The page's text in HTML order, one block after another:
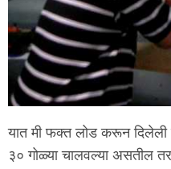
यात मी फक्त लोड करून
३० गोळ्या चालवल्या असतील